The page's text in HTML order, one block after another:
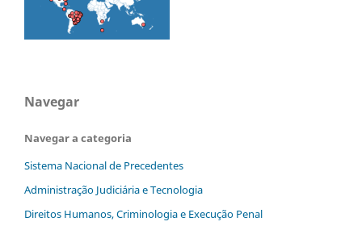
Navegar
Navegar a categoria
Sistema Nacional de Precedentes
Administração Judiciária e Tecnologia
Direitos Humanos, Criminologia e Execução Penal